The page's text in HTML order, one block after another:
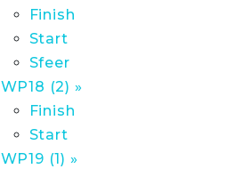
Finish
Start
Sfeer
WP18 (2) »
Finish
Start
WP19 (1) »